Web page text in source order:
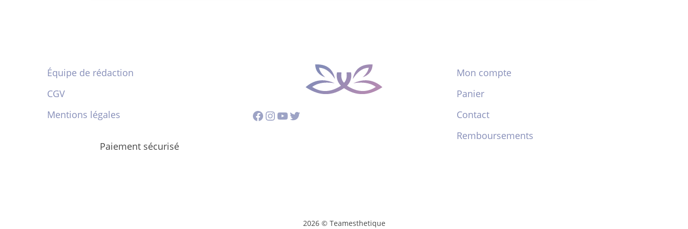
Équipe de rédaction
CGV
Mentions légales
Paiement sécurisé
Facebook
Instagram
YouTube
Twitter
Mon compte
Panier
Contact
Remboursements
2026 © Teamesthetique